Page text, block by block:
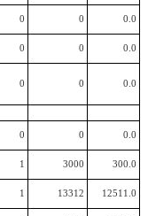
0 0 0.0
0 0 0.0
0 0 0.0
0 0 0.0
1 3000 300.0
1 13312 12511.0